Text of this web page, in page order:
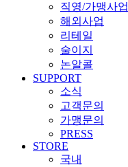
직영/가맹사업
해외사업
리테일
술이지
논알콜
SUPPORT
소식
고객문의
가맹문의
PRESS
STORE
국내